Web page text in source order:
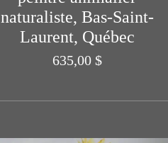
naturaliste, Bas-Saint-
Laurent, Québec
635,00 $